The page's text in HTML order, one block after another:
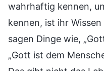
wahrhaftig kennen,
kennen, ist ihr
sagen Dinge wie,
„Gott ist dem